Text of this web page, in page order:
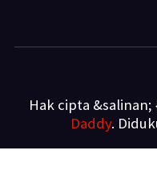
Hak cipta &salinan;
Daddy.